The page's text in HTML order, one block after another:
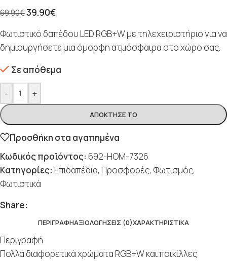
69.90€39.90€
Φωτιστικό δαπέδου LED RGB+W με τηλεχειριστήριο για να
δημιουργήσετε μια όμορφη ατμόσφαιρα στο χώρο σας.
Σε απόθεμα
- +
ΑΠΌΚΤΗΣΈ ΤΟ
Προσθήκη στα αγαπημένα
Κωδικός προϊόντος: 692-HOM-7326
Κατηγορίες: Επιδαπέδια, Προσφορές, Φωτισμός,
Φωτιστικά
Share:
ΠΕΡΙΓΡΑΦΉΑΞΙΟΛΟΓΉΣΕΙΣ (0)ΧΑΡΑΚΤΗΡΙΣΤΙΚΆ
Περιγραφή
Πολλά διαφορετικά χρώματα RGB+W και ποικίλλες